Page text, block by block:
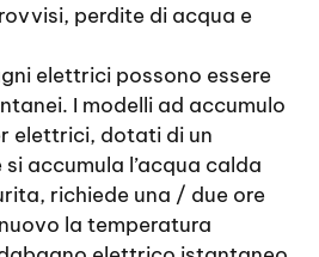
perdite di acqua e
elettrici possono essere
I modelli ad accumulo
elettrici, dotati di un
accumula l’acqua calda
richiede una / due ore
la temperatura